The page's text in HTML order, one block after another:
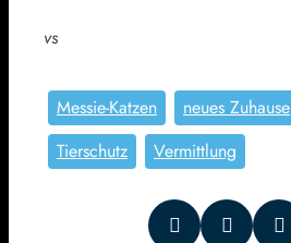
vs
Messie-Katzen neues Zuhause
Tierschutz
Vermittlung